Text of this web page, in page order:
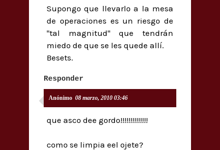
Supongo que llevarlo a la mesa
de operaciones es un riesgo de
"tal magnitud" que tendrán
miedo de que se les quede allí.
Besets.
Responder
Anónimo 08 marzo, 2010 03:46
que asco dee gordo!!!!!!!!!!!!!!
como se limpia eel ojete?